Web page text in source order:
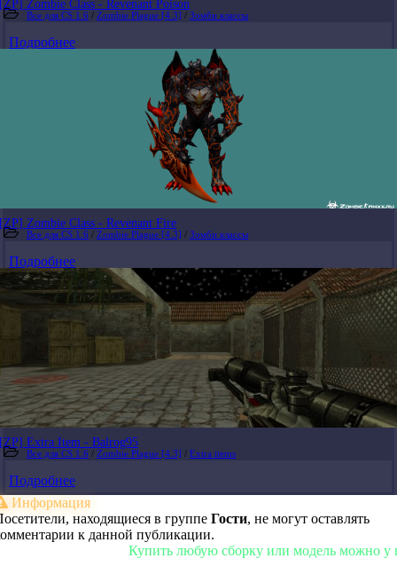
[ZP] Zombie Class - Revenant Poison
Все для CS 1.6 / Zombie Plague [4.3] / Зомби классы
Подробнее
[ZP] Zombie Class - Revenant Fire
Все для CS 1.6 / Zombie Plague [4.3] / Зомби классы
Подробнее
[ZP] Extra Item - Balrog95
Все для CS 1.6 / Zombie Plague [4.3] / Extra items
Подробнее
Информация
находящиеся в группе Гости, не могут оставлять
к данной публикации.
Купить любую сборку или модель можно у нас в